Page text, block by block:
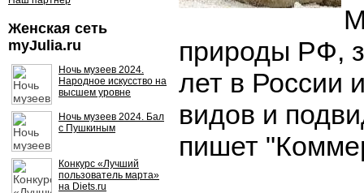
Женская сеть
myJulia.ru
Ночь музеев 2024.
Народное искусство на
высшем уровне
Ночь музеев 2024. Бал
с Пушкиным
Конкурс «Лучший
пользователь марта»
на Diets.ru
природы РФ,
лет в России
видов и
пишет